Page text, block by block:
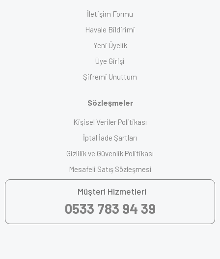
İletişim Formu
Havale Bildirimi
Yeni Üyelik
Üye Girişi
Şifremi Unuttum
Sözleşmeler
Kişisel Veriler Politikası
İptal İade Şartları
Gizlilik ve Güvenlik Politikası
Mesafeli Satış Sözleşmesi
Müşteri Hizmetleri
0533 783 94 39